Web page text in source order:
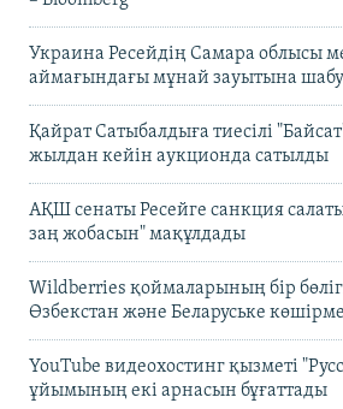
Украина Ресейдің Самара облысы
аймағындағы мұнай зауытына
Қайрат Сатыбалдыға тиесілі
жылдан кейін аукционда сатылды
АҚШ сенаты Ресейге санкция
заң жобасын" мақұлдады
Wildberries қоймаларының бір
Өзбекстан және Беларуське
YouTube видеохостинг қызметі
ұйымының екі арнасын бұғаттады